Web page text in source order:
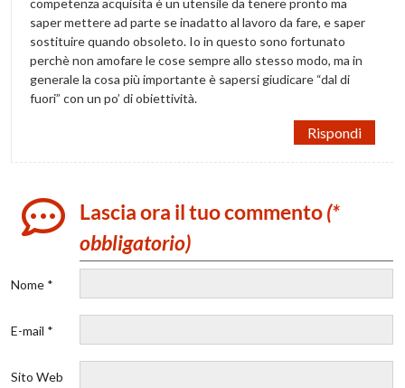
competenza acquisita è un utensile da tenere pronto ma
saper mettere ad parte se inadatto al lavoro da fare, e saper
sostituire quando obsoleto. Io in questo sono fortunato
perchè non amofare le cose sempre allo stesso modo, ma in
generale la cosa più importante è sapersi giudicare “dal di
fuori” con un po’ di obiettività.
Rispondi
Lascia ora il tuo commento(*
obbligatorio)
Nome *
E-mail *
Sito Web